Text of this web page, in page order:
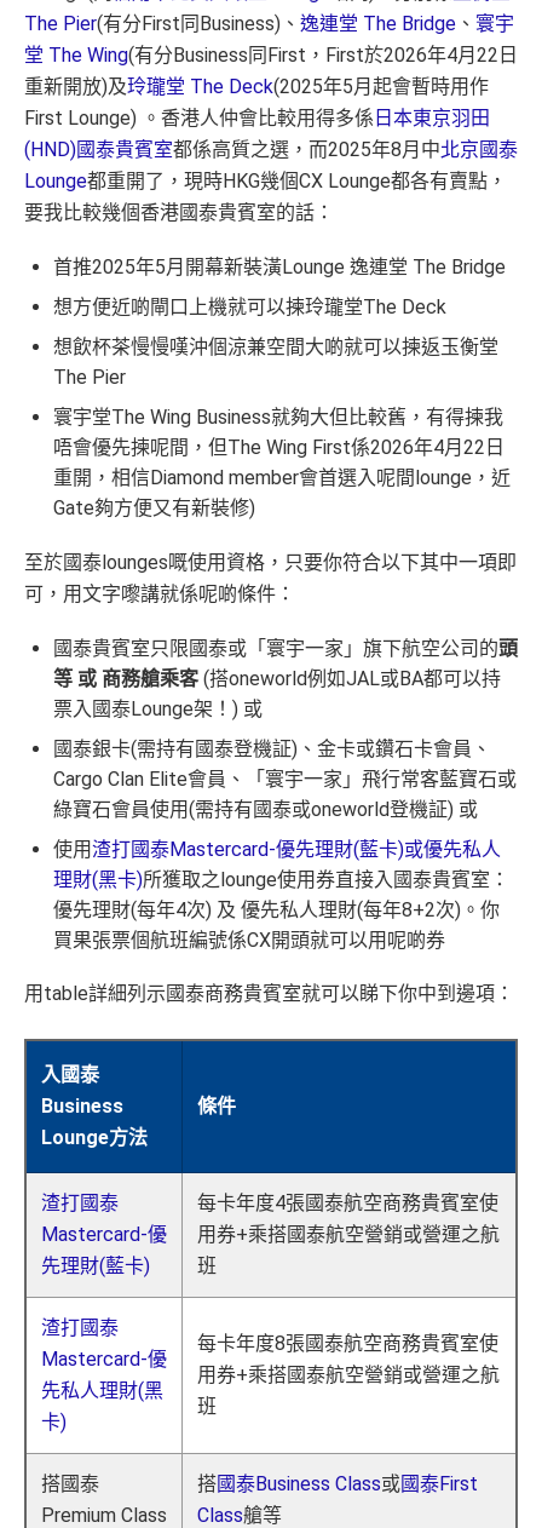
The Pier(有分First同Business)、 逸連堂 The Bridge 、 寰宇
堂 The Wing(有分Business同First，First於2026年4月22日
重新開放)及玲瓏堂 The Deck(2025年5月起會暫時用作
First Lounge) 。香港人仲會比較用得多係 日本東京羽田
(HND)國泰貴賓室都係高質之選，而2025年8月中北京國泰
Lounge都重開了，現時HKG幾個CX Lounge都各有賣點，
要我比較幾個香港國泰貴賓室的話：
首推2025年5月開幕新裝潢Lounge 逸連堂 The Bridge
想方便近啲閘口上機就可以揀玲瓏堂The Deck
想飲杯茶慢慢嘆沖個涼兼空間大啲就可以揀返玉衡堂
The Pier
寰宇堂The Wing Business就夠大但比較舊，有得揀我
唔會優先揀呢間，但The Wing First係2026年4月22日
重開，相信Diamond member會首選入呢間lounge，近
Gate夠方便又有新裝修)
至於國泰lounges嘅使用資格，只要你符合以下其中一項即
可，用文字嚟講就係呢啲條件：
國泰貴賓室只限國泰或「寰宇一家」旗下航空公司的頭
等 或 商務艙乘客 (搭oneworld例如JAL或BA都可以持
票入國泰Lounge架！) 或
國泰銀卡(需持有國泰登機証)、金卡或鑽石卡會員、
Cargo Clan Elite會員、「寰宇一家」飛行常客藍寶石或
綠寶石會員使用(需持有國泰或oneworld登機証) 或
使用渣打國泰Mastercard-優先理財(藍卡)或優先私人
理財(黑卡)所獲取之lounge使用券直接入國泰貴賓室：
優先理財(每年4次) 及 優先私人理財(每年8+2次)。你
買果張票個航班編號係CX開頭就可以用呢啲券
用table詳細列示國泰商務貴賓室就可以睇下你中到邊項：
入國泰
Business
Lounge方法
條件
渣打國泰
Mastercard-優
先理財(藍卡)
每卡年度4張國泰航空商務貴賓室使
用券+乘搭國泰航空營銷或營運之航
班
渣打國泰
Mastercard-優
先私人理財(黑
卡)
每卡年度8張國泰航空商務貴賓室使
用券+乘搭國泰航空營銷或營運之航
班
搭國泰
Premium Class
搭國泰Business Class或國泰First
Class艙等